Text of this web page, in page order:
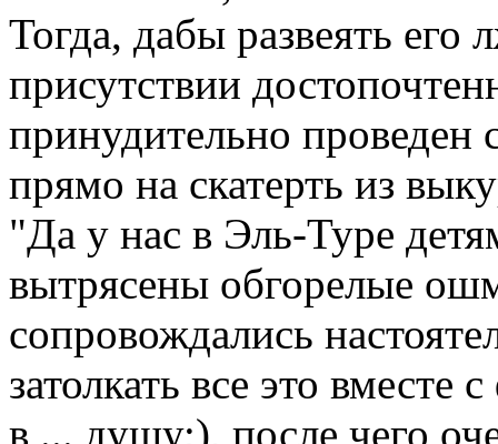
Тогда, дабы развеять
присутствии
принудительно проведен
прямо на скатерть из
"Да у нас в Эль-Туре
вытрясены обгорелые
сопровождались
затолкать все это
в ... душу;), после чего